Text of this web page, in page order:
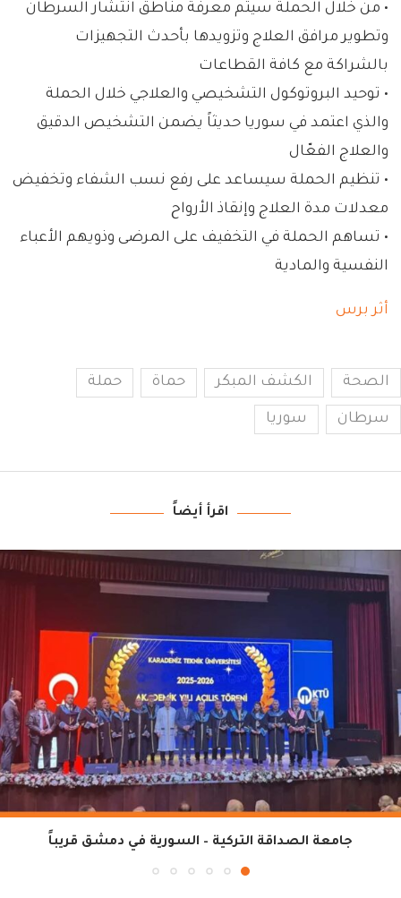
• من خلال الحملة سيتم معرفة مناطق انتشار السرطان
وتطوير مرافق العلاج وتزويدها بأحدث التجهيزات
بالشراكة مع كافة القطاعات
• توحيد البروتوكول التشخيصي والعلاجي خلال الحملة
والذي اعتمد في سوريا حديثاً يضمن التشخيص الدقيق
والعلاج الفعّال
• تنظيم الحملة سيساعد على رفع نسب الشفاء وتخفيض
معدلات مدة العلاج وإنقاذ الأرواح
• تساهم الحملة في التخفيف على المرضى وذويهم الأعباء
النفسية والمادية
أثر برس
الصحة الكشف المبكر حماة حملة
سرطان سوريا
اقرأ أيضاً
جامعة الصداقة التركية – السورية في دمشق قريباً